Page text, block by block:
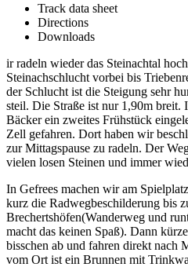
Track data sheet
Directions
Downloads
ir radeln wieder das Steinachtal
Steinachschlucht vorbei bis
der Schlucht ist die Steigung sehr
steil. Die Straße ist nur 1,90m breit.
Bäcker ein zweites Frühstück
Zell gefahren. Dort haben wir
zur Mittagspause zu radeln. Der
vielen losen Steinen und immer
In Gefrees machen wir am
kurz die Radwegbeschilderung bis
Brechertshöfen(Wanderweg und
macht das keinen Spaß). Dann
bisschen ab und fahren direkt nach
vom Ort ist ein Brunnen mit